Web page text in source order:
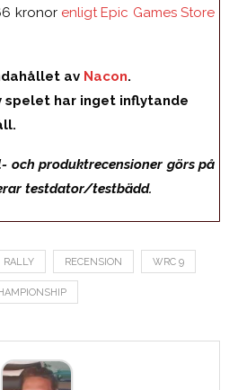
kronor enligt Epic Games Store
av Nacon.
spelet har inget inflytande
och produktrecensioner görs på
testdator/testbädd.
RALLY RECENSION WRC 9